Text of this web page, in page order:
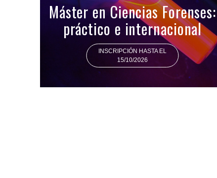
Máster en Ciencias Forenses:
práctico e internacional
INSCRIPCIÓN HASTA EL
15/10/2026